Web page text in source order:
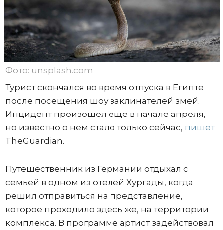
Фото: unsplash.com
Турист скончался во время отпуска в Египте
после посещения шоу заклинателей змей.
Инцидент произошел еще в начале апреля,
но известно о нем стало только сейчас, пишет
TheGuardian.
Путешественник из Германии отдыхал с
семьей в одном из отелей Хургады, когда
решил отправиться на представление,
которое проходило здесь же, на территории
комплекса. В программе артист задействовал